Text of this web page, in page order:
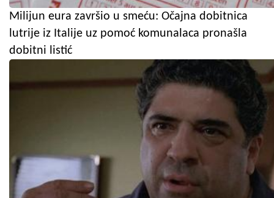
Milijun eura završio u smeću: Očajna dobitnica
lutrije iz Italije uz pomoć komunalaca pronašla
dobitni listić